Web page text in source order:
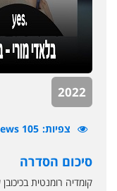
2022
צפיות 105 Views
סיכום הסדרה
קומדיה רומנטית